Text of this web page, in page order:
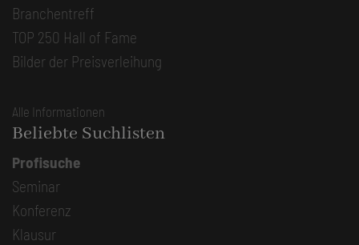
Branchentreff
TOP 250 Hall of Fame
Bilder der Preisverleihung
Alle Informationen
Beliebte Suchlisten
Profisuche
Seminar
Konferenz
Klausur